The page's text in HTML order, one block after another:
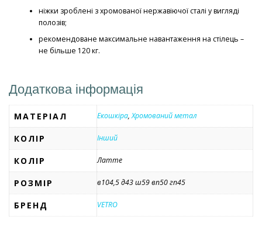
ніжки зроблені з хромованої нержавіючої сталі у вигляді
полозів;
рекомендоване максимальне навантаження на стілець –
не більше 120 кг.
Додаткова інформація
МАТЕРІАЛ Екошкіра,Хромований метал
КОЛІР Інший
КОЛІР Латте
РОЗМІР в104,5 д43 ш59 вп50 гп45
БРЕНД VETRO